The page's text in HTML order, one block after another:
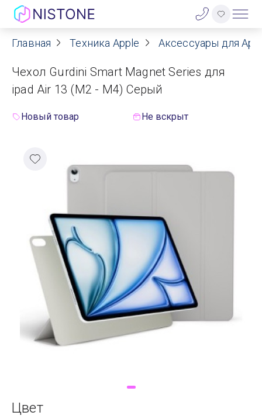
Акции
О нас
Реквизиты
Гарантия
Оплата
Доставка
Самовывоз
Главная Техника Apple Аксессуары для
Чехол Gurdini Smart Magnet Series для
ipad Air 13 (M2 - M4) Серый
Новый товар Не вскрыт
Цвет